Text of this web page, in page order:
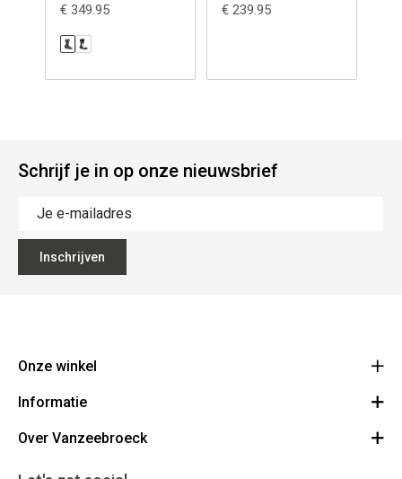
€ 349.95 € 239.95
Schrijf je in op onze nieuwsbrief
Inschrijven
Onze winkel
Vanzeebroeck Motors
1600 Sint-Pieters-Leeuw
Informatie
Bestelling annuleren
Over Vanzeebroeck
Cadeaubon